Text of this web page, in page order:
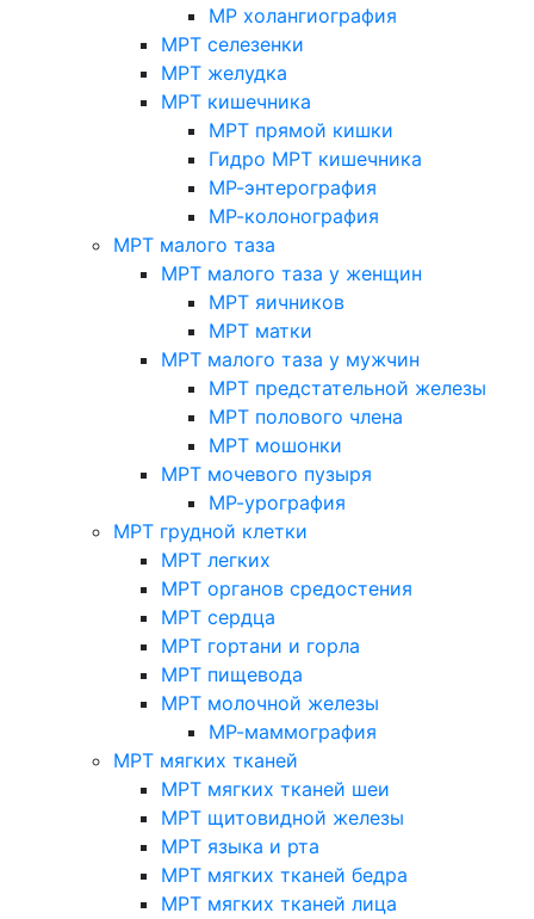
МР холангиография
МРТ селезенки
МРТ желудка
МРТ кишечника
МРТ прямой кишки
Гидро МРТ кишечника
МР-энтерография
МР-колонография
МРТ малого таза
МРТ малого таза у женщин
МРТ яичников
МРТ матки
МРТ малого таза у мужчин
МРТ предстательной железы
МРТ полового члена
МРТ мошонки
МРТ мочевого пузыря
МР-урография
МРТ грудной клетки
МРТ легких
МРТ органов средостения
МРТ сердца
МРТ гортани и горла
МРТ пищевода
МРТ молочной железы
МР-маммография
МРТ мягких тканей
МРТ мягких тканей шеи
МРТ щитовидной железы
МРТ языка и рта
МРТ мягких тканей бедра
МРТ мягких тканей лица